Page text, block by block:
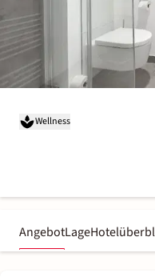
Wellness
AngebotLage